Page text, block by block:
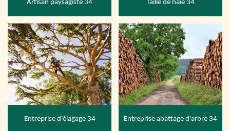
Artisan paysagiste 34 Taille de haie 34
Entreprise d'élagage 34 Entreprise abattage d'arbre 34